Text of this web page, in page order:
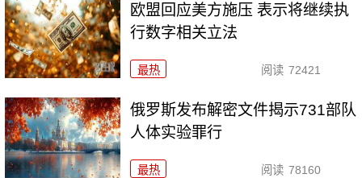
欧盟回应美方施压 表示将继续执
行数字相关立法
最热 阅读 72421
俄罗斯发布解密文件揭示731部队
人体实验罪行
最热 阅读 78160